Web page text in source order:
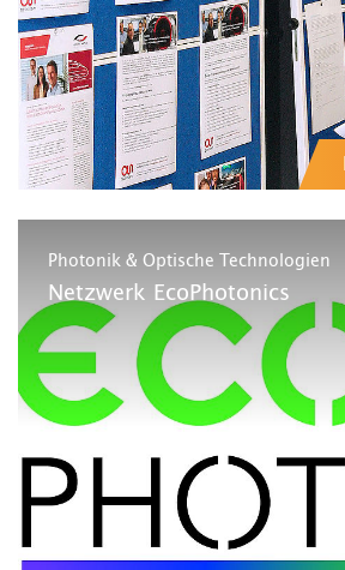
Photonik & Optische Technologien
Netzwerk EcoPhotonics